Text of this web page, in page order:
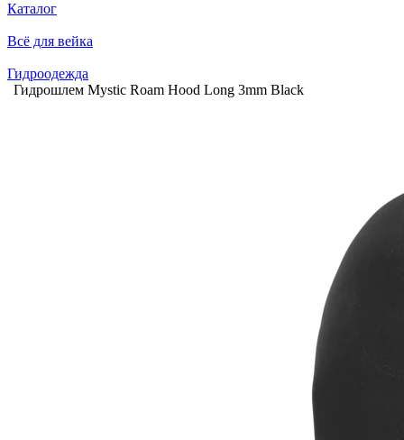
Каталог
Всё для вейка
Гидроодежда
Гидрошлем Mystic Roam Hood Long 3mm Black